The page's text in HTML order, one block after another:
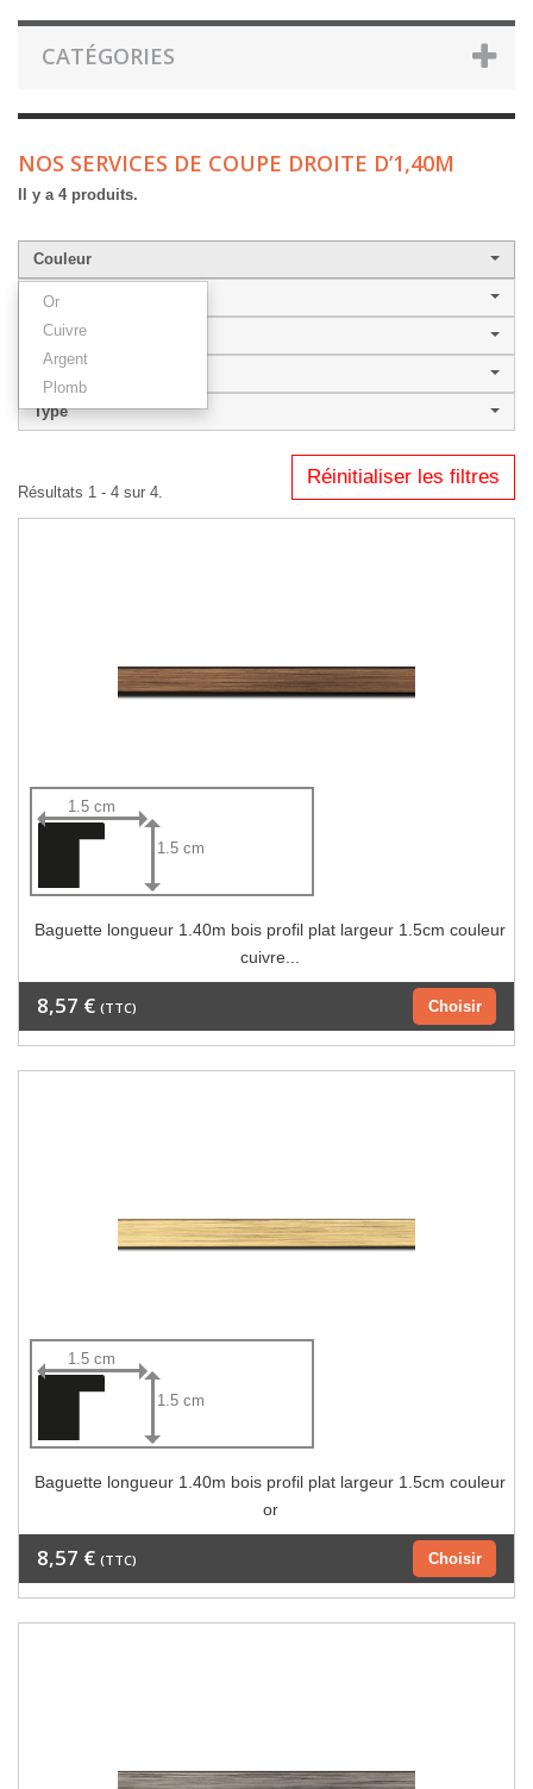
CATÉGORIES
NOS SERVICES DE COUPE DROITE D’1,40M
Il y a 4 produits.
Couleur
Or
Cuivre
Argent
Plomb
Largeur de baguette
Style
OTIS
Type
Réinitialiser les filtres
Résultats 1 - 4 sur 4.
1.5 cm
1.5 cm
Baguette longueur 1.40m bois profil plat largeur 1.5cm couleur
cuivre...
Choisir
8,57 € (TTC)
1.5 cm
1.5 cm
Baguette longueur 1.40m bois profil plat largeur 1.5cm couleur
or
Choisir
8,57 € (TTC)